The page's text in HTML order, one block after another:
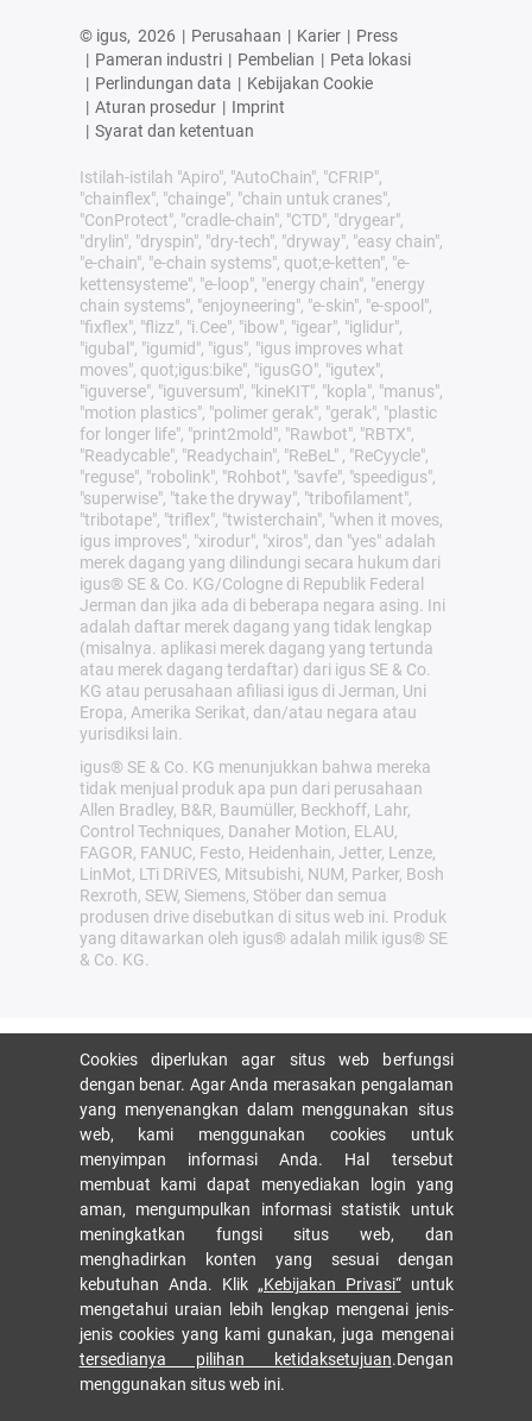
© igus, 2026 | Perusahaan | Karier | Press
| Pameran industri | Pembelian | Peta lokasi
| Perlindungan data | Kebijakan Cookie
| Aturan prosedur | Imprint
| Syarat dan ketentuan
Istilah-istilah "Apiro", "AutoChain", "CFRIP",
"chainflex", "chainge", "chain untuk cranes",
"ConProtect", "cradle-chain", "CTD", "drygear",
"drylin", "dryspin", "dry-tech", "dryway", "easy chain",
"e-chain", "e-chain systems", quot;e-ketten", "e-
kettensysteme", "e-loop", "energy chain", "energy
chain systems", "enjoyneering", "e-skin", "e-spool",
"fixflex", "flizz", "i.Cee", "ibow", "igear", "iglidur",
"igubal", "igumid", "igus", "igus improves what
moves", quot;igus:bike", "igusGO", "igutex",
"iguverse", "iguversum", "kineKIT", "kopla", "manus",
"motion plastics", "polimer gerak", "gerak", "plastic
for longer life", "print2mold", "Rawbot", "RBTX",
"Readycable", "Readychain", "ReBeL" , "ReCyycle",
"reguse", "robolink", "Rohbot", "savfe", "speedigus",
"superwise", "take the dryway", "tribofilament",
"tribotape", "triflex", "twisterchain", "when it moves,
igus improves", "xirodur", "xiros", dan "yes" adalah
merek dagang yang dilindungi secara hukum dari
igus® SE & Co. KG/Cologne di Republik Federal
Jerman dan jika ada di beberapa negara asing. Ini
adalah daftar merek dagang yang tidak lengkap
(misalnya. aplikasi merek dagang yang tertunda
atau merek dagang terdaftar) dari igus SE & Co.
KG atau perusahaan afiliasi igus di Jerman, Uni
Eropa, Amerika Serikat, dan/atau negara atau
yurisdiksi lain.
igus® SE & Co. KG menunjukkan bahwa mereka
tidak menjual produk apa pun dari perusahaan
Allen Bradley, B&R, Baumüller, Beckhoff, Lahr,
Control Techniques, Danaher Motion, ELAU,
FAGOR, FANUC, Festo, Heidenhain, Jetter, Lenze,
LinMot, LTi DRiVES, Mitsubishi, NUM, Parker, Bosh
Rexroth, SEW, Siemens, Stöber dan semua
produsen drive disebutkan di situs web ini. Produk
yang ditawarkan oleh igus® adalah milik igus® SE
& Co. KG.
Cookies diperlukan agar situs web berfungsi
dengan benar. Agar Anda merasakan pengalaman
yang menyenangkan dalam menggunakan situs
web, kami menggunakan cookies untuk
menyimpan informasi Anda. Hal tersebut
membuat kami dapat menyediakan login yang
aman, mengumpulkan informasi statistik untuk
meningkatkan fungsi situs web, dan
menghadirkan konten yang sesuai dengan
kebutuhan Anda. Klik „Kebijakan Privasi“untuk
mengetahui uraian lebih lengkap mengenai jenis-
jenis cookies yang kami gunakan, juga mengenai
tersedianya pilihan ketidaksetujuan.Dengan
menggunakan situs web ini.